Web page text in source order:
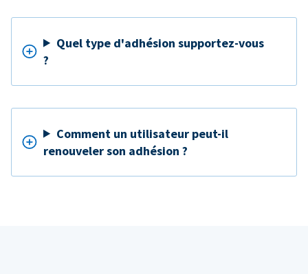
Quel type d'adhésion supportez-vous
?
Comment un utilisateur peut-il
renouveler son adhésion ?